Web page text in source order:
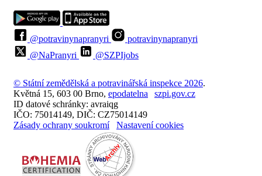
@potravinynapranyri
potravinynapranyri
@NaPranyri
@SZPIjobs
© Státní zemědělská a potravinářská inspekce 2026.
Květná 15, 603 00 Brno, epodatelna
szpi.gov.cz
ID datové schránky: avraiqg
IČO: 75014149, DIČ: CZ75014149
Zásady ochrany soukromí
Nastavení cookies